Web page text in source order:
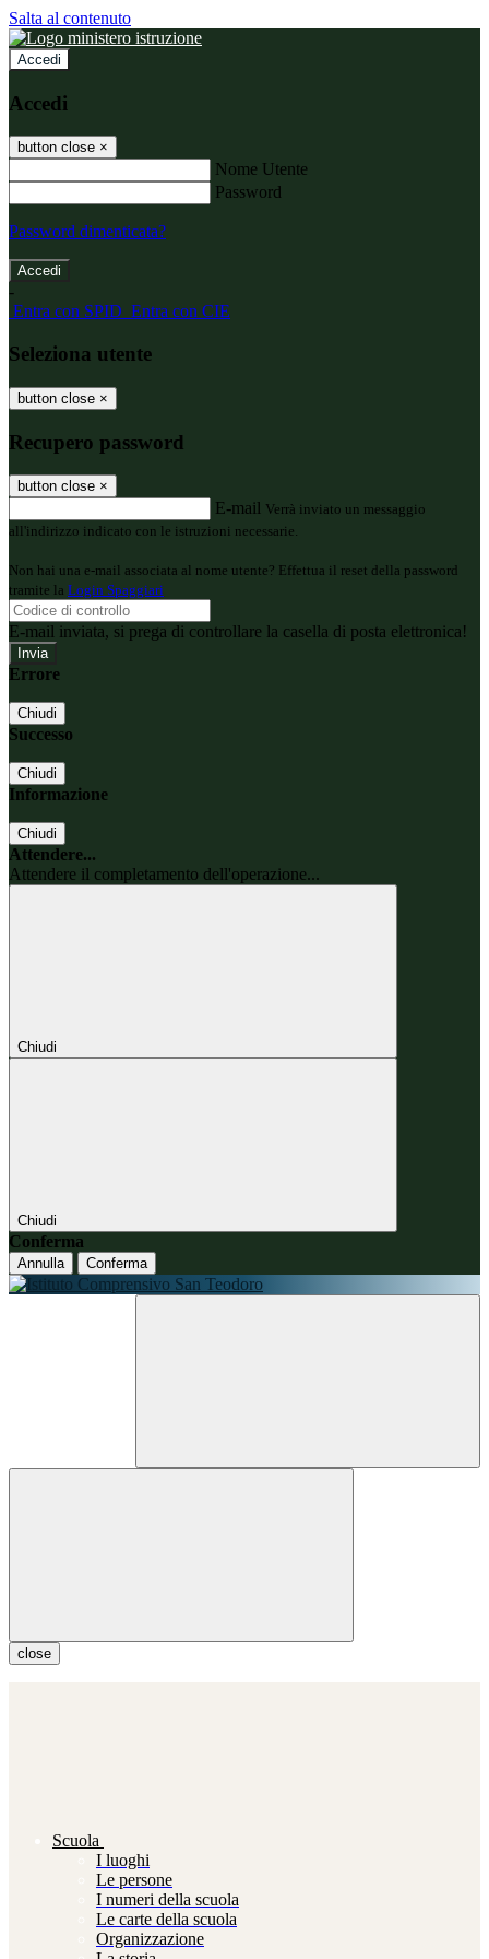
Salta al contenuto
Accedi
Accedi
button close ×
Nome Utente
Password
Password dimenticata?
-
Entra con SPID Entra con CIE
Seleziona utente
button close ×
Recupero password
button close ×
E-mail Verrà inviato un messaggio
all'indirizzo indicato con le istruzioni necessarie.
Non hai una e-mail associata al nome utente? Effettua il reset della password
tramite la Login Spaggiari
E-mail inviata, si prega di controllare la casella di posta elettronica!
Errore
Chiudi
Successo
Chiudi
Informazione
Chiudi
Attendere...
Attendere il completamento dell'operazione...
Chiudi
Chiudi
Conferma
Annulla Conferma
close
Scuola
I luoghi
Le persone
I numeri della scuola
Le carte della scuola
Organizzazione